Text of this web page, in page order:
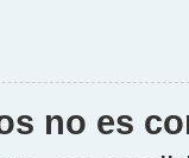
no es